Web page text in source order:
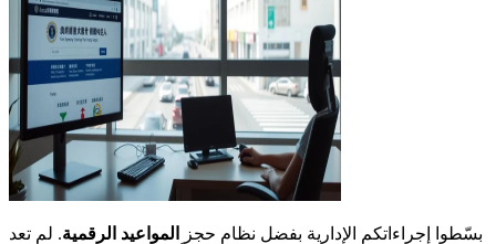
بسّطوا إجراءاتكم الإدارية بفضل نظام حجز المواعيد الرقمية. لم تعد